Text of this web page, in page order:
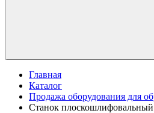
Главная
Каталог
Продажа оборудования для
Станок плоскошлифовальный